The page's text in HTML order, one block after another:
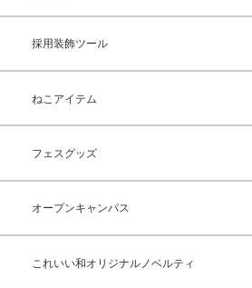
採用装飾ツール
ねこアイテム
フェスグッズ
オープンキャンパス
これいい和オリジナルノベルティ